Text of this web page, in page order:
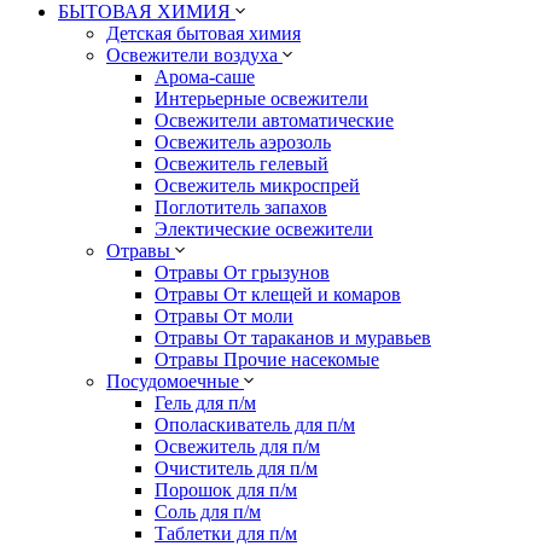
БЫТОВАЯ ХИМИЯ
Детская бытовая химия
Освежители воздуха
Арома-саше
Интерьерные освежители
Освежители автоматические
Освежитель аэрозоль
Освежитель гелевый
Освежитель микроспрей
Поглотитель запахов
Электические освежители
Отравы
Отравы От грызунов
Отравы От клещей и комаров
Отравы От моли
Отравы От тараканов и муравьев
Отравы Прочие насекомые
Посудомоечные
Гель для п/м
Ополаскиватель для п/м
Освежитель для п/м
Очиститель для п/м
Порошок для п/м
Соль для п/м
Таблетки для п/м